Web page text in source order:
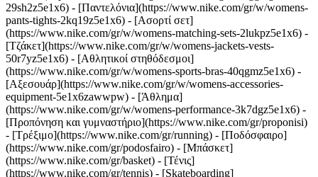
29sh2z5e1x6) - [Παντελόνια](https://www.nike.com/gr/w/womens-
pants-tights-2kq19z5e1x6) - [Ασορτί σετ]
(https://www.nike.com/gr/w/womens-matching-sets-2lukpz5e1x6) -
[Τζάκετ](https://www.nike.com/gr/w/womens-jackets-vests-
50r7yz5e1x6) - [Αθλητικοί στηθόδεσμοι]
(https://www.nike.com/gr/w/womens-sports-bras-40qgmz5e1x6) -
[Αξεσουάρ](https://www.nike.com/gr/w/womens-accessories-
equipment-5e1x6zawwpw) - [Άθλημα]
(https://www.nike.com/gr/w/womens-performance-3k7dgz5e1x6) -
[Προπόνηση και γυμναστήριο](https://www.nike.com/gr/proponisi)
- [Τρέξιμο](https://www.nike.com/gr/running) - [Ποδόσφαιρο]
(https://www.nike.com/gr/podosfairo) - [Μπάσκετ]
(https://www.nike.com/gr/basket) - [Τένις]
(https://www.nike.com/gr/tennis) - [Skateboarding]